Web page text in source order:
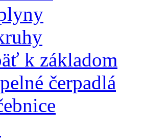
k základom
čerpadlá